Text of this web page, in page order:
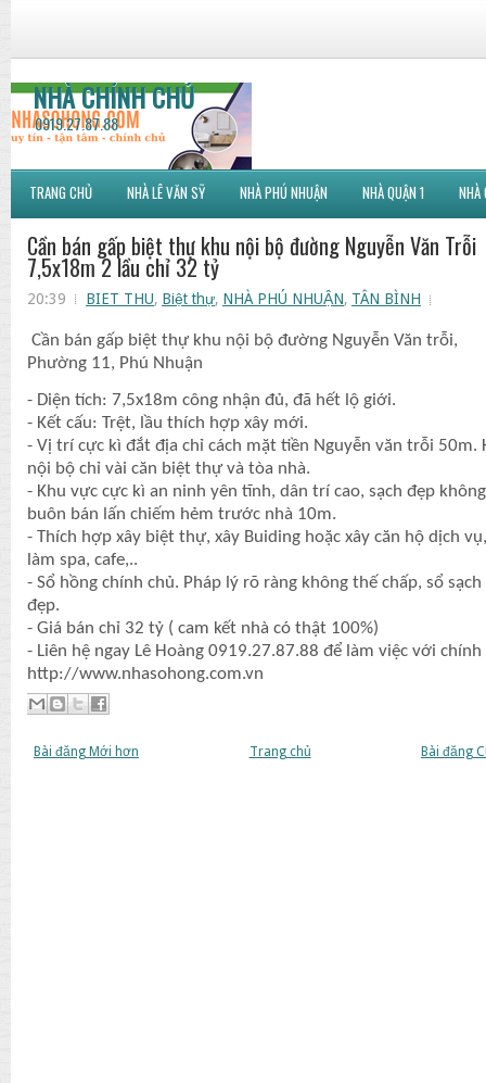
NHÀ CHÍNH CHỦ
0919.27.87.88
TRANG CHỦ NHÀ LÊ VĂN SỸ NHÀ PHÚ NHUẬN NHÀ QUẬN 1 NHÀ
Cần bán gấp biệt thự khu nội bộ đường Nguyễn Văn Trỗi
7,5x18m 2 lầu chỉ 32 tỷ
20:39 BIET THU, Biệt thự, NHÀ PHÚ NHUẬN, TÂN BÌNH
Cần bán gấp biệt thự khu nội bộ đường Nguyễn Văn trỗi,
Phường 11, Phú Nhuận
- Diện tích: 7,5x18m công nhận đủ, đã hết lộ giới.
- Kết cấu: Trệt, lầu thích hợp xây mới.
- Vị trí cực kì đắt địa chỉ cách mặt tiền Nguyễn văn trỗi 50m.
nội bộ chỉ vài căn biệt thự và tòa nhà.
- Khu vực cực kì an ninh yên tĩnh, dân trí cao, sạch đẹp không
buôn bán lấn chiếm hẻm trước nhà 10m.
- Thích hợp xây biệt thự, xây Buiding hoặc xây căn hộ dịch vụ,
làm spa, cafe,..
- Sổ hồng chính chủ. Pháp lý rõ ràng không thế chấp, sổ sạch
đẹp.
- Giá bán chỉ 32 tỷ ( cam kết nhà có thật 100%)
- Liên hệ ngay Lê Hoàng 0919.27.87.88 để làm việc với chính
http://www.nhasohong.com.vn
Bài đăng Mới hơn Bài đăng
Trang chủ